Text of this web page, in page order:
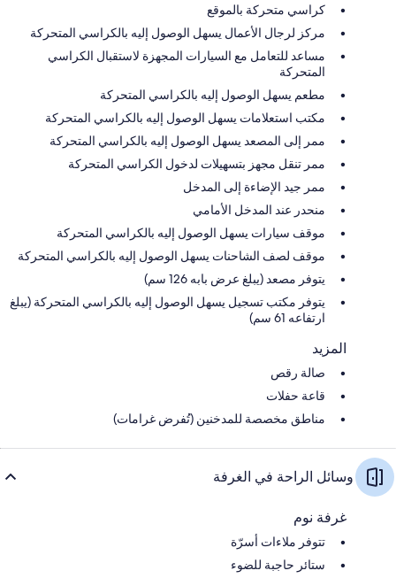
كراسي متحركة بالموقع
مركز لرجال الأعمال يسهل الوصول إليه بالكراسي المتحركة
مساعد للتعامل مع السيارات المجهزة لاستقبال الكراسي
المتحركة
مطعم يسهل الوصول إليه بالكراسي المتحركة
مكتب استعلامات يسهل الوصول إليه بالكراسي المتحركة
ممر إلى المصعد يسهل الوصول إليه بالكراسي المتحركة
ممر تنقل مجهز بتسهيلات لدخول الكراسي المتحركة
ممر جيد الإضاءة إلى المدخل
منحدر عند المدخل الأمامي
موقف سيارات يسهل الوصول إليه بالكراسي المتحركة
موقف لصف الشاحنات يسهل الوصول إليه بالكراسي المتحركة
يتوفر مصعد (يبلغ عرض بابه 126 سم)
يتوفر مكتب تسجيل يسهل الوصول إليه بالكراسي المتحركة (يبلغ
ارتفاعه 61 سم)
المزيد
صالة رقص
قاعة حفلات
مناطق مخصصة للمدخنين (تُفرض غرامات)
وسائل الراحة في الغرفة
غرفة نوم
تتوفر ملاءات أسرّة
ستائر حاجبة للضوء